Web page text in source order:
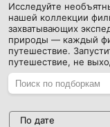
Исследуйте
нашей коллекции
захватывающих
природы — каждый
путешествие.
путешествие, не
По дате